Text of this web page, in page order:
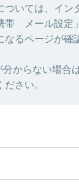
ついては、イン
メール設定
なるページが確
からない場合
さい。